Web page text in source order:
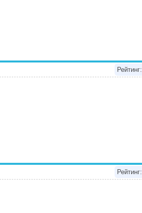
Рейтинг:
Рейтинг: